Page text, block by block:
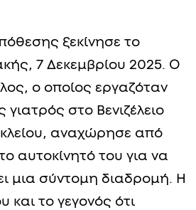
ξεκίνησε το
7 Δεκεμβρίου 2025. Ο
ο οποίος εργαζόταν
γιατρός στο Βενιζέλειο
αναχώρησε από
αυτοκίνητό του για να
μια σύντομη διαδρομή. Η
και το γεγονός ότι